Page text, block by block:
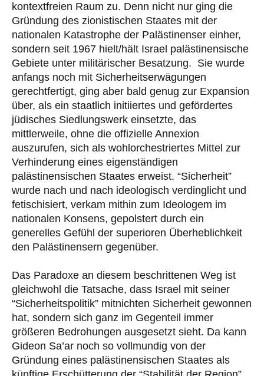
kontextfreien Raum zu. Denn nicht nur ging die
Gründung des zionistischen Staates mit der
nationalen Katastrophe der Palästinenser einher,
sondern seit 1967 hielt/hält Israel palästinensische
Gebiete unter militärischer Besatzung. Sie wurde
anfangs noch mit Sicherheitserwägungen
gerechtfertigt, ging aber bald genug zur Expansion
über, als ein staatlich initiiertes und gefördertes
jüdisches Siedlungswerk einsetzte, das
mittlerweile, ohne die offizielle Annexion
auszurufen, sich als wohlorchestriertes Mittel zur
Verhinderung eines eigenständigen
palästinensischen Staates erweist. “Sicherheit”
wurde nach und nach ideologisch verdinglicht und
fetischisiert, verkam mithin zum Ideologem im
nationalen Konsens, gepolstert durch ein
generelles Gefühl der superioren Überheblichkeit
den Palästinensern gegenüber.
Das Paradoxe an diesem beschrittenen Weg ist
gleichwohl die Tatsache, dass Israel mit seiner
“Sicherheitspolitik” mitnichten Sicherheit gewonnen
hat, sondern sich ganz im Gegenteil immer
größeren Bedrohungen ausgesetzt sieht. Da kann
Gideon Sa’ar noch so vollmundig von der
Gründung eines palästinensischen Staates als